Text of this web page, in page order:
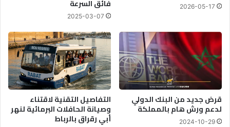
2026-05-17 فائق السرعة
2025-03-07
قرض جديد من البنك الدولي
لدعم ورش هام بالمملكة
2024-10-29
التفاصيل التقنية لاقتناء
وصيانة الحافلات البرمائية لنهر
أبي رقراق بالرباط